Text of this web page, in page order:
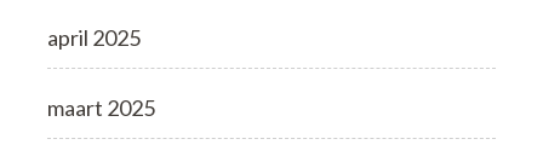
april 2025
maart 2025